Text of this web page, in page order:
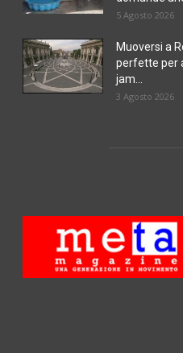
5 Agosto 2026
Muoversi a
perfette per
jam...
3 Agosto 2026